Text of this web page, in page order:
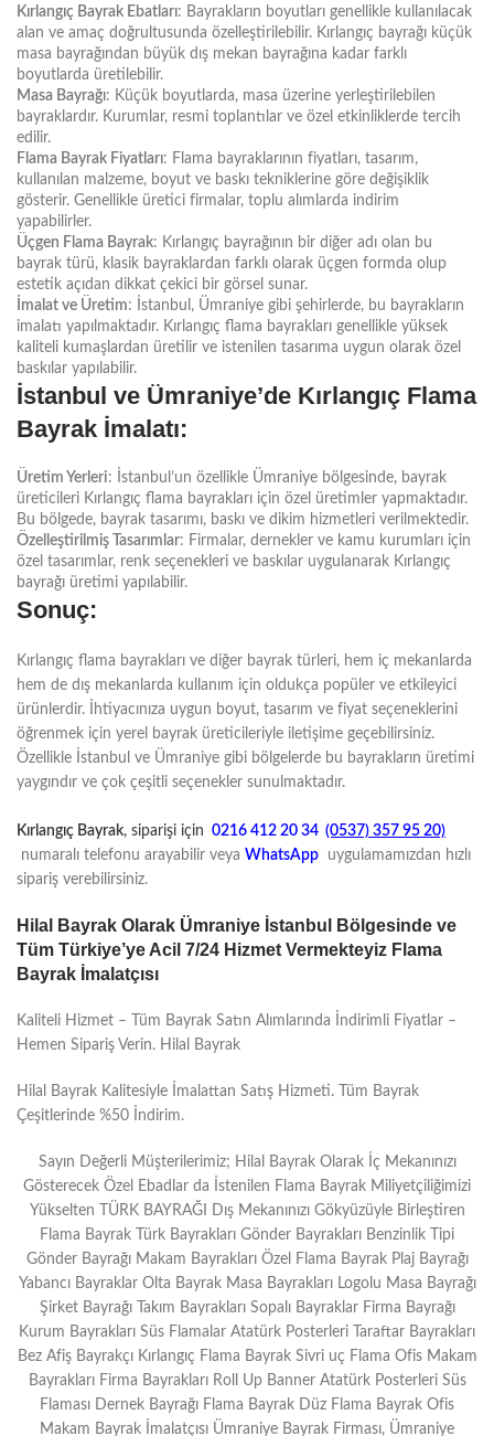
Kırlangıç Bayrak Ebatları: Bayrakların boyutları genellikle kullanılacak
alan ve amaç doğrultusunda özelleştirilebilir. Kırlangıç bayrağı küçük
masa bayrağından büyük dış mekan bayrağına kadar farklı
boyutlarda üretilebilir.
Masa Bayrağı: Küçük boyutlarda, masa üzerine yerleştirilebilen
bayraklardır. Kurumlar, resmi toplantılar ve özel etkinliklerde tercih
edilir.
Flama Bayrak Fiyatları: Flama bayraklarının fiyatları, tasarım,
kullanılan malzeme, boyut ve baskı tekniklerine göre değişiklik
gösterir. Genellikle üretici firmalar, toplu alımlarda indirim
yapabilirler.
Üçgen Flama Bayrak: Kırlangıç bayrağının bir diğer adı olan bu
bayrak türü, klasik bayraklardan farklı olarak üçgen formda olup
estetik açıdan dikkat çekici bir görsel sunar.
İmalat ve Üretim: İstanbul, Ümraniye gibi şehirlerde, bu bayrakların
imalatı yapılmaktadır. Kırlangıç flama bayrakları genellikle yüksek
kaliteli kumaşlardan üretilir ve istenilen tasarıma uygun olarak özel
baskılar yapılabilir.
İstanbul ve Ümraniye’de Kırlangıç Flama
Bayrak İmalatı:
Üretim Yerleri: İstanbul’un özellikle Ümraniye bölgesinde, bayrak
üreticileri Kırlangıç flama bayrakları için özel üretimler yapmaktadır.
Bu bölgede, bayrak tasarımı, baskı ve dikim hizmetleri verilmektedir.
Özelleştirilmiş Tasarımlar: Firmalar, dernekler ve kamu kurumları için
özel tasarımlar, renk seçenekleri ve baskılar uygulanarak Kırlangıç
bayrağı üretimi yapılabilir.
Sonuç:
Kırlangıç flama bayrakları ve diğer bayrak türleri, hem iç mekanlarda
hem de dış mekanlarda kullanım için oldukça popüler ve etkileyici
ürünlerdir. İhtiyacınıza uygun boyut, tasarım ve fiyat seçeneklerini
öğrenmek için yerel bayrak üreticileriyle iletişime geçebilirsiniz.
Özellikle İstanbul ve Ümraniye gibi bölgelerde bu bayrakların üretimi
yaygındır ve çok çeşitli seçenekler sunulmaktadır.
Kırlangıç Bayrak, siparişi için 0216 412 20 34 (0537) 357 95 20)
numaralı telefonu arayabilir veya WhatsApp uygulamamızdan hızlı
sipariş verebilirsiniz.
Hilal Bayrak Olarak Ümraniye İstanbul Bölgesinde ve
Tüm Türkiye’ye Acil 7/24 Hizmet Vermekteyiz Flama
Bayrak İmalatçısı
Kaliteli Hizmet – Tüm Bayrak Satın Alımlarında İndirimli Fiyatlar –
Hemen Sipariş Verin. Hilal Bayrak
Hilal Bayrak Kalitesiyle İmalattan Satış Hizmeti. Tüm Bayrak
Çeşitlerinde %50 İndirim.
Sayın Değerli Müşterilerimiz; Hilal Bayrak Olarak İç Mekanınızı
Gösterecek Özel Ebadlar da İstenilen Flama Bayrak Miliyetçiliğimizi
Yükselten TÜRK BAYRAĞI Dış Mekanınızı Gökyüzüyle Birleştiren
Flama Bayrak Türk Bayrakları Gönder Bayrakları Benzinlik Tipi
Gönder Bayrağı Makam Bayrakları Özel Flama Bayrak Plaj Bayrağı
Yabancı Bayraklar Olta Bayrak Masa Bayrakları Logolu Masa Bayrağı
Şirket Bayrağı Takım Bayrakları Sopalı Bayraklar Firma Bayrağı
Kurum Bayrakları Süs Flamalar Atatürk Posterleri Taraftar Bayrakları
Bez Afiş Bayrakçı Kırlangıç Flama Bayrak Sivri uç Flama Ofis Makam
Bayrakları Firma Bayrakları Roll Up Banner Atatürk Posterleri Süs
Flaması Dernek Bayrağı Flama Bayrak Düz Flama Bayrak Ofis
Makam Bayrak İmalatçısı Ümraniye Bayrak Firması, Ümraniye